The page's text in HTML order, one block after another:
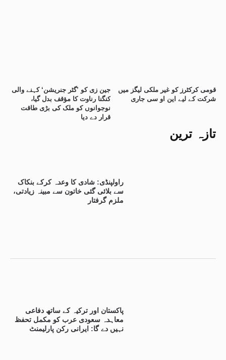
تازہ ترین
راولپنڈی: شادی کا وعدہ کرکے بنکاک
سے بلائی گئی خاتون سے مبینہ زیادتی،
ملزم گرفتار
پاکستان اور ترکیہ کے ساتھ دفاعی
معاہدہ سعودی عرب کو مکمل تحفظ
نہیں دے گا: ایرانی رکن پارلیمنٹ
جین زی کو ’گٹر جنریشن‘ کہنے والی
کنگنا رناوت کا مؤقف بدل گیا،
نوجوانوں کو ملک کی بڑی طاقت
قرار دے دیا
قومی کرکٹرز کو غیر ملکی لیگز میں
شرکت کے لیے این او سی جاری